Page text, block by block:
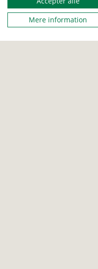
Aktiviteter
Udgivelser
Presse
Job
Mere information